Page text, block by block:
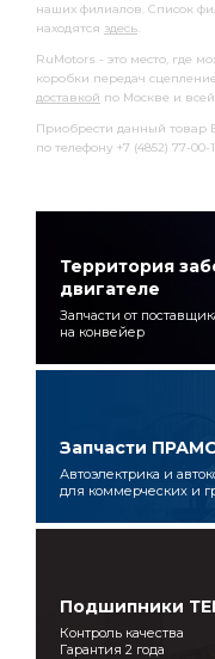
наших филиалов. Список
находятся здесь.
RuMotors - это место, где
коробки передач
доставкой по Москве и
Приобрести данный товар
по телефону +7 (4852) 77-
Территория
двигателе
Запчасти от
на конвейер
Запчасти
Автоэлектрика и
для коммерческих и
Подшипники
Контроль качества
Гарантия 2 года